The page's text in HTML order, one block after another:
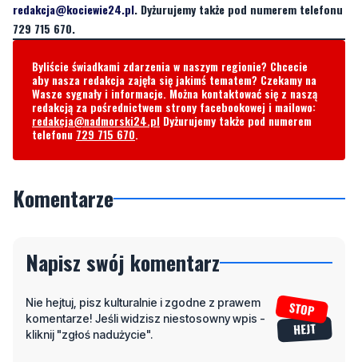
redakcja@kociewie24.pl. Dyżurujemy także pod numerem telefonu
729 715 670.
Byliście świadkami zdarzenia w naszym regionie? Chcecie
aby nasza redakcja zajęła się jakimś tematem? Czekamy na
Wasze sygnały i informacje. Można kontaktować się z naszą
redakcją za pośrednictwem strony facebookowej i mailowo:
redakcja@nadmorski24.pl Dyżurujemy także pod numerem
telefonu 729 715 670.
Komentarze
Napisz swój komentarz
Nie hejtuj, pisz kulturalnie i zgodne z prawem
komentarze! Jeśli widzisz niestosowny wpis -
kliknij "zgłoś nadużycie".